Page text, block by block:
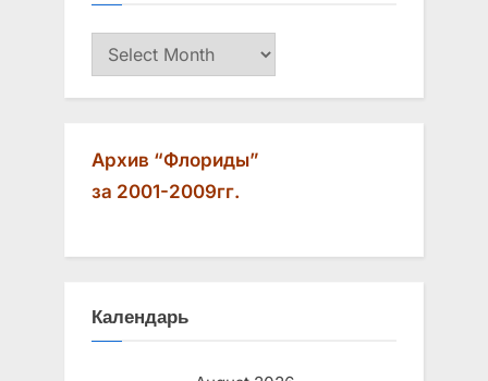
Архив
Архив “Флориды”
за 2001-2009гг.
Календарь